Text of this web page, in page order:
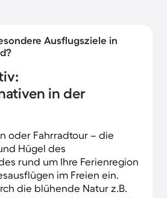
Ausflugsziele in
in der
oder Fahrradtour – die
Hügel des
rund um Ihre Ferienregion
im Freien ein.
die blühende Natur z.B.